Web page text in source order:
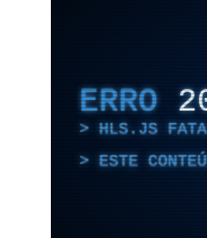
ERRO
HLS.JS
ESTE